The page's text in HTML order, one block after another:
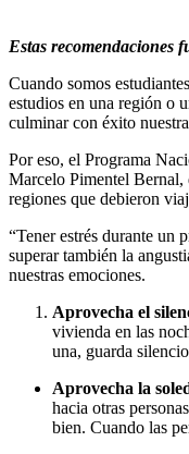
Estas recomendaciones
Cuando somos
estudios en una región o
culminar con éxito
Por eso, el Programa
Marcelo Pimentel Bernal,
regiones que debieron
“Tener estrés durante un
superar también la
nuestras emociones.
Aprovecha el
vivienda en las
una, guarda
Aprovecha la
hacia otras
bien. Cuando las